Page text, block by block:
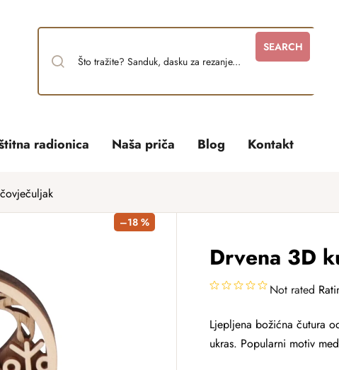
SEARCH
radionica Naša priča Blog Kontakt
Drvena 3D
Not rated
Ljepljena božićna čutura
ukras. Popularni motiv
–18 %